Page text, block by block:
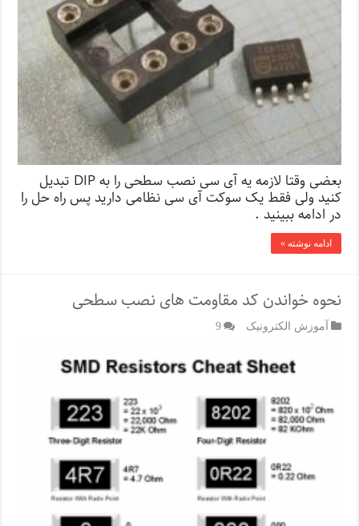
بعضی وقتا لازمه یه آی سی نصب سطحی را به DIP تبدیل
کنید ولی فقط یک سوکت آی سی نظامی دارید پس راه حل را
در ادامه ببینید .
ادامه نوشته »
نحوه خواندن کد مقاومت های نصب سطحی
آموزش الکترونیک 9